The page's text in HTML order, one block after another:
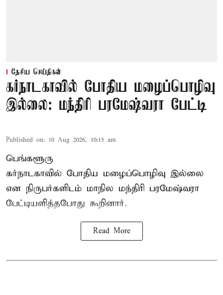
தேசிய செய்திகள்
கர்நாடகாவில் போதிய மழைப்பொழிவு
இல்லை: மந்திரி பரமேஷ்வரா பேட்டி
Published on: 10 Aug 2026, 10:15 am
பெங்களூரு
கர்நாடகாவில் போதிய மழைப்பொழிவு இல்லை
என நிருபர்களிடம் மாநில மந்திரி பரமேஷ்வரா
பேட்டியளித்தபோது கூறினார்.
Read More